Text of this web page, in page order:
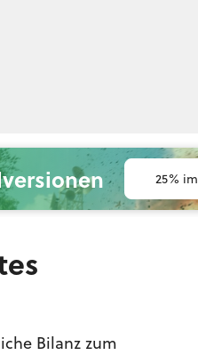
25%
Bilanz zum